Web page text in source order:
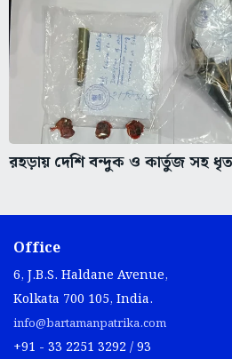
রহড়ায় দেশি বন্দুক ও কার্তুজ সহ
Office
6, J.B.S. Haldane Avenue,
Kolkata 700 105, India.
info@bartamanpatrika.com
+91 - 33 2251 3292 / 93